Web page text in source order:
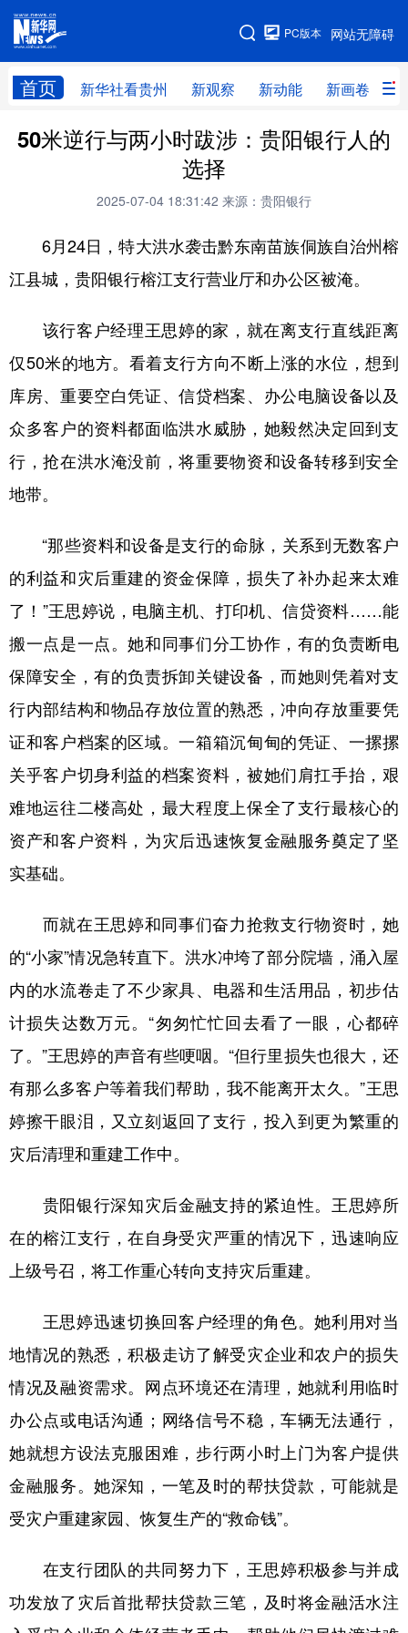
网站无障碍
PC版本
首页 新华社看贵州 新观察 新动能 新画卷
网站地图
新华社看贵州 新观察 新动能 新画卷
直播
畅游贵州 数字贵州 律动贵州 健康贵州
光影贵州 部门之窗 县区直达 企业速递
融媒联播 贵阳 遵义 安顺
六盘水 毕节 铜仁 黔东南
黔南 黔西南
地方频道
辽宁 吉林 上海 江苏
浙江 安徽 福建 江西
广东 广西 海南 重庆
四川 贵州 云南 西藏
陕西 甘肃 青海 宁夏
新疆 内蒙古 黑龙江
多语种频道
Русский язык 日本語 한국어
Deutsch Português
50米逆行与两小时跋涉：贵阳银行人的
选择
2025-07-04 18:31:42 来源：贵阳银行
6月24日，特大洪水袭击黔东南苗族侗族自治州榕
江县城，贵阳银行榕江支行营业厅和办公区被淹。
该行客户经理王思婷的家，就在离支行直线距离
仅50米的地方。看着支行方向不断上涨的水位，想到
库房、重要空白凭证、信贷档案、办公电脑设备以及
众多客户的资料都面临洪水威胁，她毅然决定回到支
行，抢在洪水淹没前，将重要物资和设备转移到安全
地带。
“那些资料和设备是支行的命脉，关系到无数客户
的利益和灾后重建的资金保障，损失了补办起来太难
了！”王思婷说，电脑主机、打印机、信贷资料……能
搬一点是一点。她和同事们分工协作，有的负责断电
保障安全，有的负责拆卸关键设备，而她则凭着对支
行内部结构和物品存放位置的熟悉，冲向存放重要凭
证和客户档案的区域。一箱箱沉甸甸的凭证、一摞摞
关乎客户切身利益的档案资料，被她们肩扛手抬，艰
难地运往二楼高处，最大程度上保全了支行最核心的
资产和客户资料，为灾后迅速恢复金融服务奠定了坚
实基础。
而就在王思婷和同事们奋力抢救支行物资时，她
的“小家”情况急转直下。洪水冲垮了部分院墙，涌入屋
内的水流卷走了不少家具、电器和生活用品，初步估
计损失达数万元。“匆匆忙忙回去看了一眼，心都碎
了。”王思婷的声音有些哽咽。“但行里损失也很大，还
有那么多客户等着我们帮助，我不能离开太久。”王思
婷擦干眼泪，又立刻返回了支行，投入到更为繁重的
灾后清理和重建工作中。
贵阳银行深知灾后金融支持的紧迫性。王思婷所
在的榕江支行，在自身受灾严重的情况下，迅速响应
上级号召，将工作重心转向支持灾后重建。
王思婷迅速切换回客户经理的角色。她利用对当
地情况的熟悉，积极走访了解受灾企业和农户的损失
情况及融资需求。网点环境还在清理，她就利用临时
办公点或电话沟通；网络信号不稳，车辆无法通行，
她就想方设法克服困难，步行两小时上门为客户提供
金融服务。她深知，一笔及时的帮扶贷款，可能就是
受灾户重建家园、恢复生产的“救命钱”。
在支行团队的共同努力下，王思婷积极参与并成
功发放了灾后首批帮扶贷款三笔，及时将金融活水注